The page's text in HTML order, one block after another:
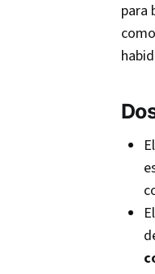
para
como